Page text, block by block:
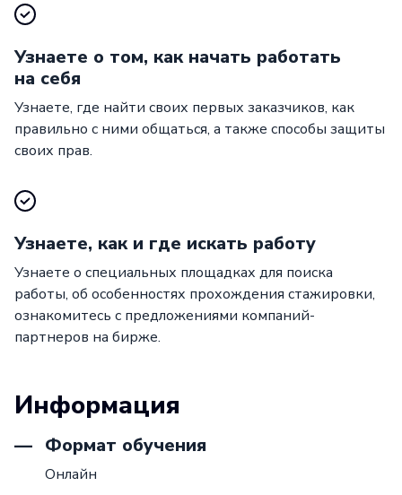
Узнаете о том, как начать работать
на себя
Узнаете, где найти своих первых заказчиков, как
правильно с ними общаться, а также способы защиты
своих прав.
Узнаете, как и где искать работу
Узнаете о специальных площадках для поиска
работы, об особенностях прохождения стажировки,
ознакомитесь с предложениями компаний-
партнеров на бирже.
Информация
Формат обучения
Онлайн